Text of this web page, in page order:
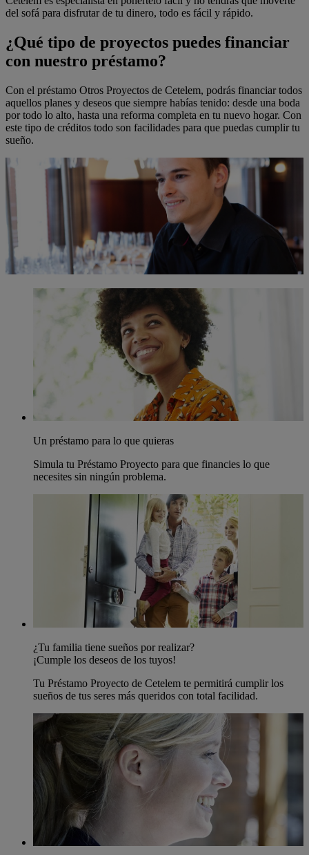
del sofá para disfrutar de tu dinero, todo es fácil y rápido.
¿Qué tipo de proyectos puedes financiar
con nuestro préstamo?
Con el préstamo Otros Proyectos de Cetelem, podrás financiar todos
aquellos planes y deseos que siempre habías tenido: desde una boda
por todo lo alto, hasta una reforma completa en tu nuevo hogar. Con
este tipo de créditos todo son facilidades para que puedas cumplir tu
sueño.
Un préstamo para lo que quieras
Simula tu Préstamo Proyecto para que financies lo que
necesites sin ningún problema.
¿Tu familia tiene sueños por realizar?
¡Cumple los deseos de los tuyos!
Tu Préstamo Proyecto de Cetelem te permitirá cumplir los
sueños de tus seres más queridos con total facilidad.